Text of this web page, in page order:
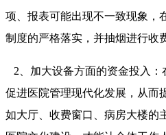
项、报表可能出现不一致现象，
制度的严格落实，并抽烟进行收
2、加大设备方面的资金投入：
促进医院管理现代化发展，从而
如大厅、收费窗口、病房大楼的